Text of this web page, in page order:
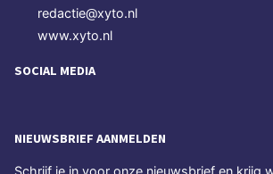
redactie@xyto.nl
www.xyto.nl
SOCIAL MEDIA
NIEUWSBRIEF AANMELDEN
Schrijf je in voor onze nieuwsbrief en krijg